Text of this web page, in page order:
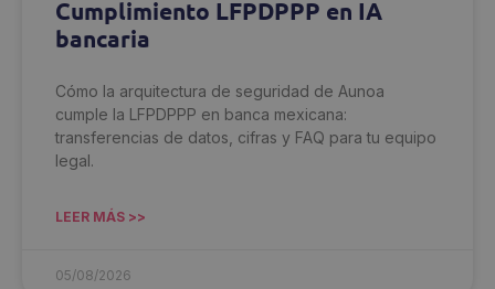
Cumplimiento LFPDPPP en IA
bancaria
Cómo la arquitectura de seguridad de Aunoa
cumple la LFPDPPP en banca mexicana:
transferencias de datos, cifras y FAQ para tu equipo
legal.
LEER MÁS >>
05/08/2026